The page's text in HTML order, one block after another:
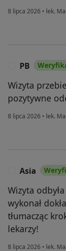
8 lipca 2026 • lek.
PB
Wizyta
pozytywne
8 lipca 2026 • lek.
Asia
Wizyta
wykonał
tłumacząc
lekarzy!
8 lipca 2026 • lek.